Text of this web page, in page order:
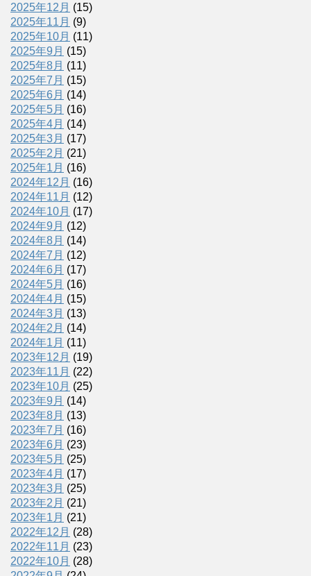
2025年12月 (15)
2025年11月 (9)
2025年10月 (11)
2025年9月 (15)
2025年8月 (11)
2025年7月 (15)
2025年6月 (14)
2025年5月 (16)
2025年4月 (14)
2025年3月 (17)
2025年2月 (21)
2025年1月 (16)
2024年12月 (16)
2024年11月 (12)
2024年10月 (17)
2024年9月 (12)
2024年8月 (14)
2024年7月 (12)
2024年6月 (17)
2024年5月 (16)
2024年4月 (15)
2024年3月 (13)
2024年2月 (14)
2024年1月 (11)
2023年12月 (19)
2023年11月 (22)
2023年10月 (25)
2023年9月 (14)
2023年8月 (13)
2023年7月 (16)
2023年6月 (23)
2023年5月 (25)
2023年4月 (17)
2023年3月 (25)
2023年2月 (21)
2023年1月 (21)
2022年12月 (28)
2022年11月 (23)
2022年10月 (28)